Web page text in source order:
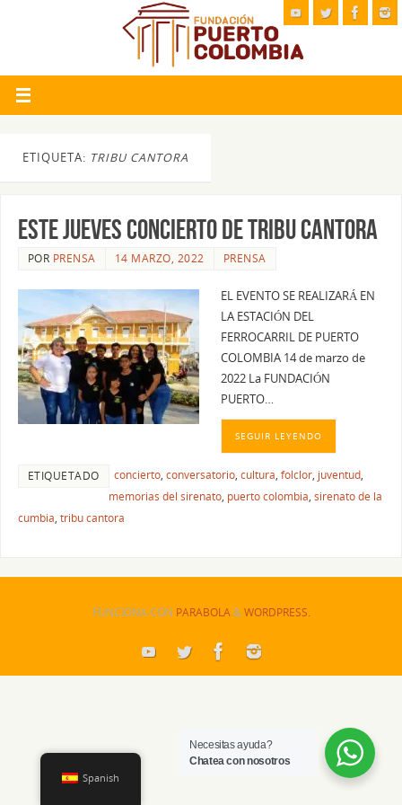
ETIQUETA: TRIBU CANTORA
ESTE JUEVES CONCIERTO DE TRIBU CANTORA
POR PRENSA 14 MARZO, 2022 PRENSA
EL EVENTO SE REALIZARÁ EN
LA ESTACIÓN DEL
FERROCARRIL DE PUERTO
COLOMBIA 14 de marzo de
2022 La FUNDACIÓN
PUERTO…
SEGUIR LEYENDO
ETIQUETADO concierto, conversatorio, cultura, folclor, juventud,
memorias del sirenato, puerto colombia, sirenato de la
cumbia, tribu cantora
FUNCIONA CON PARABOLA&WORDPRESS.
Spanish
Necesitas ayuda?
Chatea con nosotros